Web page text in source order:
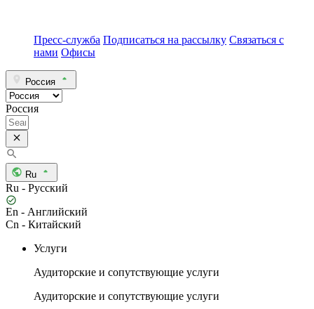
Пресс-служба Подписаться на рассылку Связаться с
нами Офисы
Россия
Россия
Ru
Ru - Русский
En - Английский
Cn - Китайский
Услуги
Аудиторские и сопутствующие услуги
Аудиторские и сопутствующие услуги